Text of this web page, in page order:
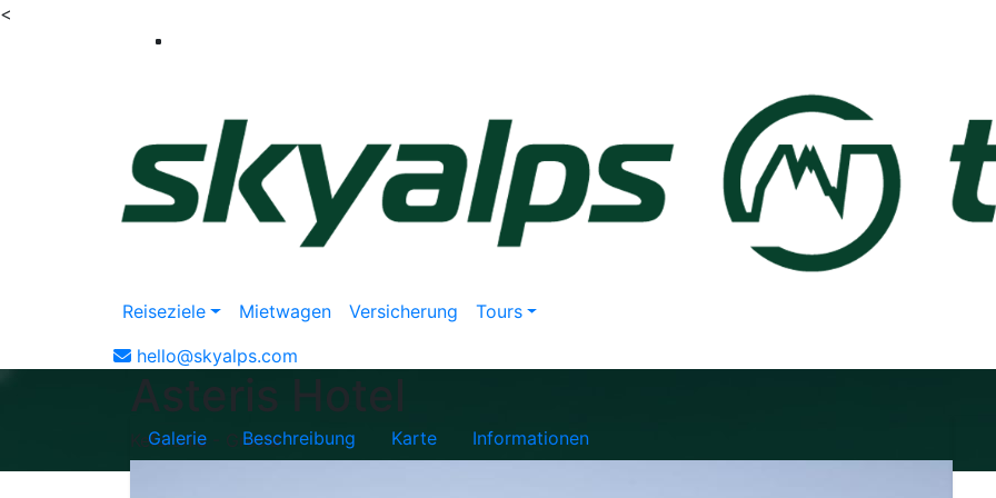
<
Reiseziele Mietwagen Versicherung
Tours
hello@skyalps.com
Asteris Hotel
Kefalonia - Grecia
Galerie Beschreibung Karte Informationen